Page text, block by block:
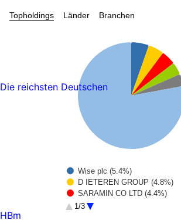
Topholdings Länder Branchen
Wise plc (5.4%)
D IETEREN GROUP (4.8%)
SARAMIN CO LTD (4.4%)
Paradox Interactive AB Reg
1/3
Die reichsten Deutschen
HBm